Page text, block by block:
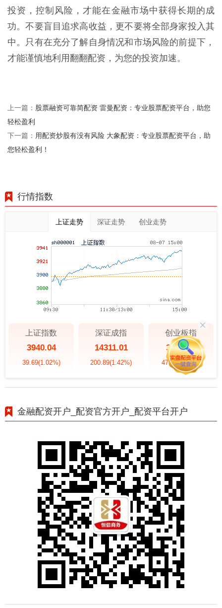
投资，控制风险，才能在金融市场中获得长期的成
功。不要盲目追求高收益，更不要将全部身家投入其
中。只有在充分了解自身情况和市场风险的前提下，
才能谨慎地利用翻翻配资，为您的投资加速。
上一篇： 股票融资可靠简配资 雷曼配资：专业股票配资平台，助您
轻松盈利
下一篇： 用配资炒股有没有风险 大象配资：专业股票配资平台，助
您轻松盈利！
行情指数
上证走势 深证走势 创业走势
上证指数
3940.04
39.69(1.02%)
深证成指
14311.01
200.89(1.42%)
创业板指
3563.12
47.56(1.35%)
金融配资开户_配资官方开户_配资平台开户